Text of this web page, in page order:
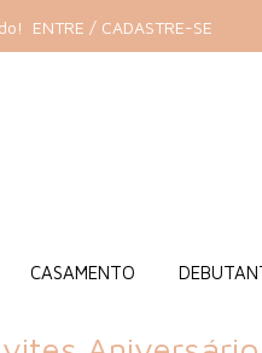
ENTRE / CADASTRE-SE
CASAMENTO